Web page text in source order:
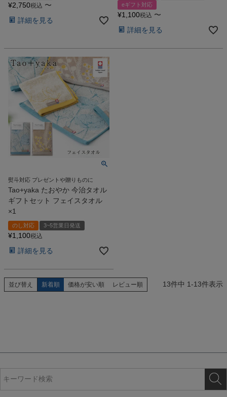
¥2,750税込 〜
詳細を見る
eギフト対応
¥1,100税込 〜
詳細を見る
熨斗対応 プレゼントや贈りものに
Tao+yaka たおやか 今治タオル
ギフトセット フェイスタオル
×1
のし対応 3~5営業日発送
¥1,100税込
詳細を見る
並び替え 新着順 価格が安い順 レビュー順 13件中 1-13件表示